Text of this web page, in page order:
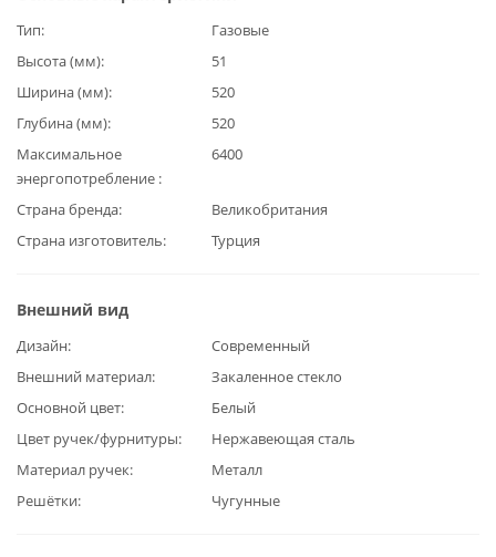
Тип
Газовые
Высота (мм)
51
Ширина (мм)
520
Глубина (мм)
520
Максимальное
энергопотребление
6400
Страна бренда
Великобритания
Страна изготовитель
Турция
Внешний вид
Дизайн
Современный
Внешний материал
Закаленное стекло
Основной цвет
Белый
Цвет ручек/фурнитуры
Нержавеющая сталь
Материал ручек
Металл
Решётки
Чугунные